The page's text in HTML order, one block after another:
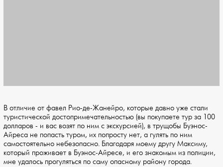
В отличие от фавел Рио-де-Жанейро, которые давно уже стали
туристической достопримечательностью (вы покупаете тур за 100
долларов - и вас возят по ним с экскурсией), в трущобы Буэнос-
Айреса не попасть туром, их попросту нет, а гулять по ним
самостоятельно небезопасно. Благодаря моему другу Максиму,
который проживает в Буэнос-Айресе, и его знакомым из полиции,
мне удалось прогуляться по саму опасному району города.